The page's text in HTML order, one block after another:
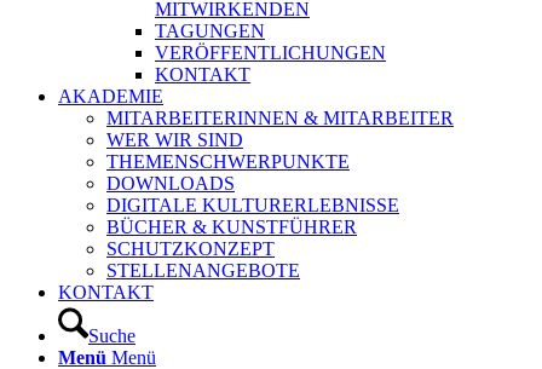
MITWIRKENDEN
TAGUNGEN
VERÖFFENTLICHUNGEN
KONTAKT
AKADEMIE
MITARBEITERINNEN & MITARBEITER
WER WIR SIND
THEMENSCHWERPUNKTE
DOWNLOADS
DIGITALE KULTURERLEBNISSE
BÜCHER & KUNSTFÜHRER
SCHUTZKONZEPT
STELLENANGEBOTE
KONTAKT
Suche
Menü Menü